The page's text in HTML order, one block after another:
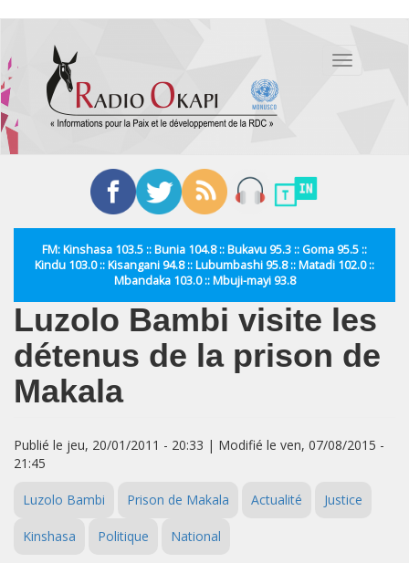
contenu
principal
Toggle
FM: Kinshasa 103.5 :: Bunia 104.8 :: Bukavu 95.3 :: Goma 95.5 ::
Kindu 103.0 :: Kisangani 94.8 :: Lubumbashi 95.8 :: Matadi 102.0 ::
Mbandaka 103.0 :: Mbuji-mayi 93.8
Luzolo Bambi visite les
détenus de la prison de
Makala
Publié le jeu, 20/01/2011 - 20:33 | Modifié le ven, 07/08/2015 -
21:45
Luzolo Bambi Prison de Makala Actualité Justice
Kinshasa Politique National